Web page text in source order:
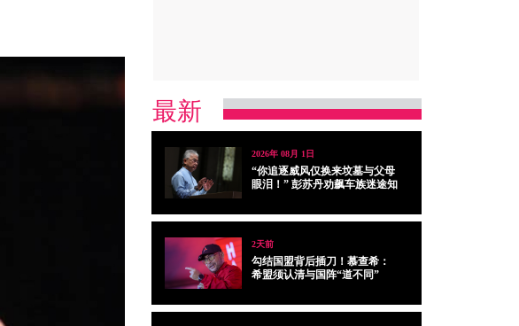
最新
2026年 08月 1日
“你追逐威风仅换来坟墓与父母
眼泪！” 彭苏丹劝飙车族迷途知
2天前
勾结国盟背后插刀！慕查希：
希盟须认清与国阵“道不同”